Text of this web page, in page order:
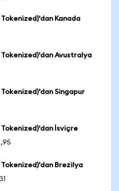
Kanada
Avustralya
Singapur
İsviçre
Brezilya